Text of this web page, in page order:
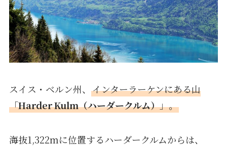
スイス・ベルン州、 インターラーケンにある山
「Harder Kulm（ハーダークルム）」。
海抜1,322mに位置するハーダークルムからは、